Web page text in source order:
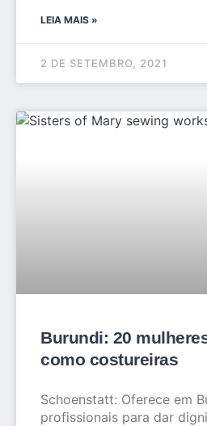
LEIA MAIS »
2 DE SETEMBRO, 2021
Burundi: 20
como costureiras
Schoenstatt: Oferece em
profissionais para dar